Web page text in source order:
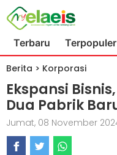
Terbaru Terpopuler
Berita > Korporasi
Ekspansi
Dua Pabrik
Jumat, 08 November